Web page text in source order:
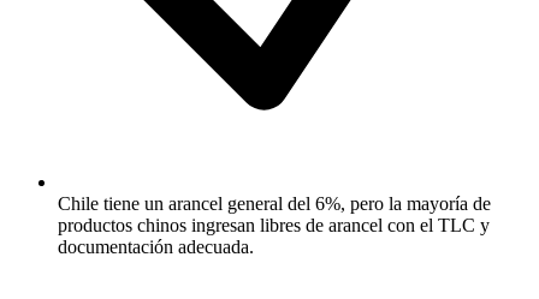
Chile tiene un arancel general del 6%, pero la mayoría de
productos chinos ingresan libres de arancel con el TLC y
documentación adecuada.